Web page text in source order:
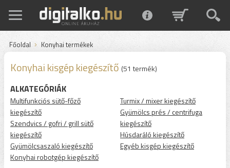
Főoldal Konyhai termékek
Konyhai kisgép kiegészítő (51 termék)
ALKATEGÓRIÁK
Multifunkciós sütő-főző
kiegészítő
Szendvics / gofri / grill sütő
kiegészítő
Gyümölcsaszaló kiegészítő
Konyhai robotgép kiegészítő
Turmix / mixer kiegészítő
Gyümölcs prés / centrifuga
kiegészítő
Húsdaráló kiegészítő
Egyéb kisgép kiegészítő